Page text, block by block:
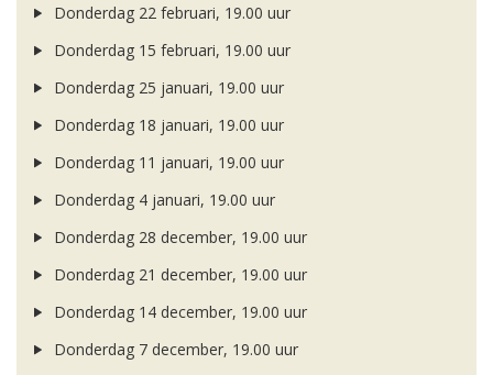
Donderdag 22 februari, 19.00 uur
Donderdag 15 februari, 19.00 uur
Donderdag 25 januari, 19.00 uur
Donderdag 18 januari, 19.00 uur
Donderdag 11 januari, 19.00 uur
Donderdag 4 januari, 19.00 uur
Donderdag 28 december, 19.00 uur
Donderdag 21 december, 19.00 uur
Donderdag 14 december, 19.00 uur
Donderdag 7 december, 19.00 uur